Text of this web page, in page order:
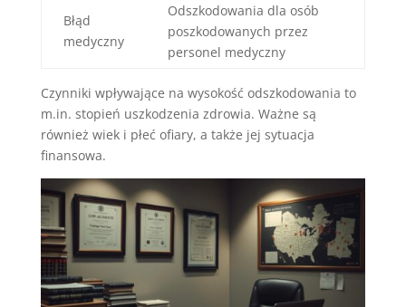
Błąd
medyczny
Odszkodowania dla osób
poszkodowanych przez
personel medyczny
Czynniki wpływające na wysokość odszkodowania to
m.in. stopień uszkodzenia zdrowia. Ważne są
również wiek i płeć ofiary, a także jej sytuacja
finansowa.